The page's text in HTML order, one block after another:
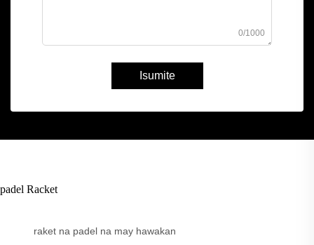
0/1000
Isumite
padel Racket
raket na padel na may hawakan